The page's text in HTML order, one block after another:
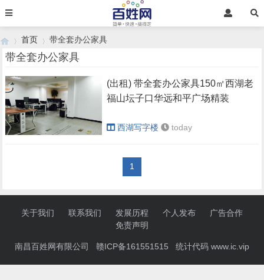
›
首页
›
带全套办公家具
带全套办公家具
(出租) 带全套办公家具150㎡西湖老
福山坛子口华远和平广场精装
西湖写字楼 today
1
关于我们 联系我们 发展历程 个人发布
广告合作
免责声明
南昌百姓网有限公司 赣ICP备161551515 统计代码 www.ic.vip